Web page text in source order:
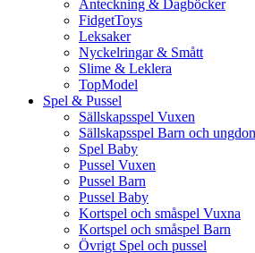
Anteckning & Dagböcker
FidgetToys
Leksaker
Nyckelringar & Smått
Slime & Leklera
TopModel
Spel & Pussel
Sällskapsspel Vuxen
Sällskapsspel Barn och
Spel Baby
Pussel Vuxen
Pussel Barn
Pussel Baby
Kortspel och småspel Vuxna
Kortspel och småspel Barn
Övrigt Spel och pussel